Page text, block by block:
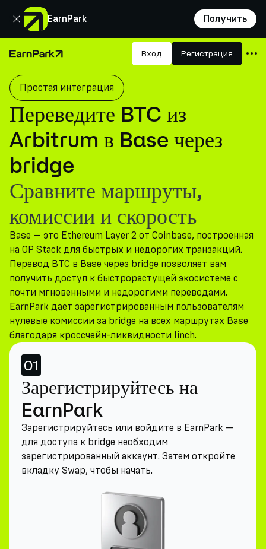
EarnPark Получить
Закрыть
Главная страница Вход Регистрация
Продукты
Рынки
Калькуляторы
Токен PARK
Ресурсы
Компания
Простая интеграция
Переведите BTC из
Arbitrum в Base через
bridge
Сравните маршруты,
комиссии и скорость
Base — это Ethereum Layer 2 от Coinbase, построенная
на OP Stack для быстрых и недорогих транзакций.
Перевод BTC в Base через bridge позволяет вам
получить доступ к быстрорастущей экосистеме с
почти мгновенными и недорогими переводами.
EarnPark дает зарегистрированным пользователям
нулевые комиссии за bridge на всех маршрутах Base
благодаря кроссчейн-ликвидности 1inch.
01
Зарегистрируйтесь на
EarnPark
Зарегистрируйтесь или войдите в EarnPark —
для доступа к bridge необходим
зарегистрированный аккаунт. Затем откройте
вкладку Swap, чтобы начать.